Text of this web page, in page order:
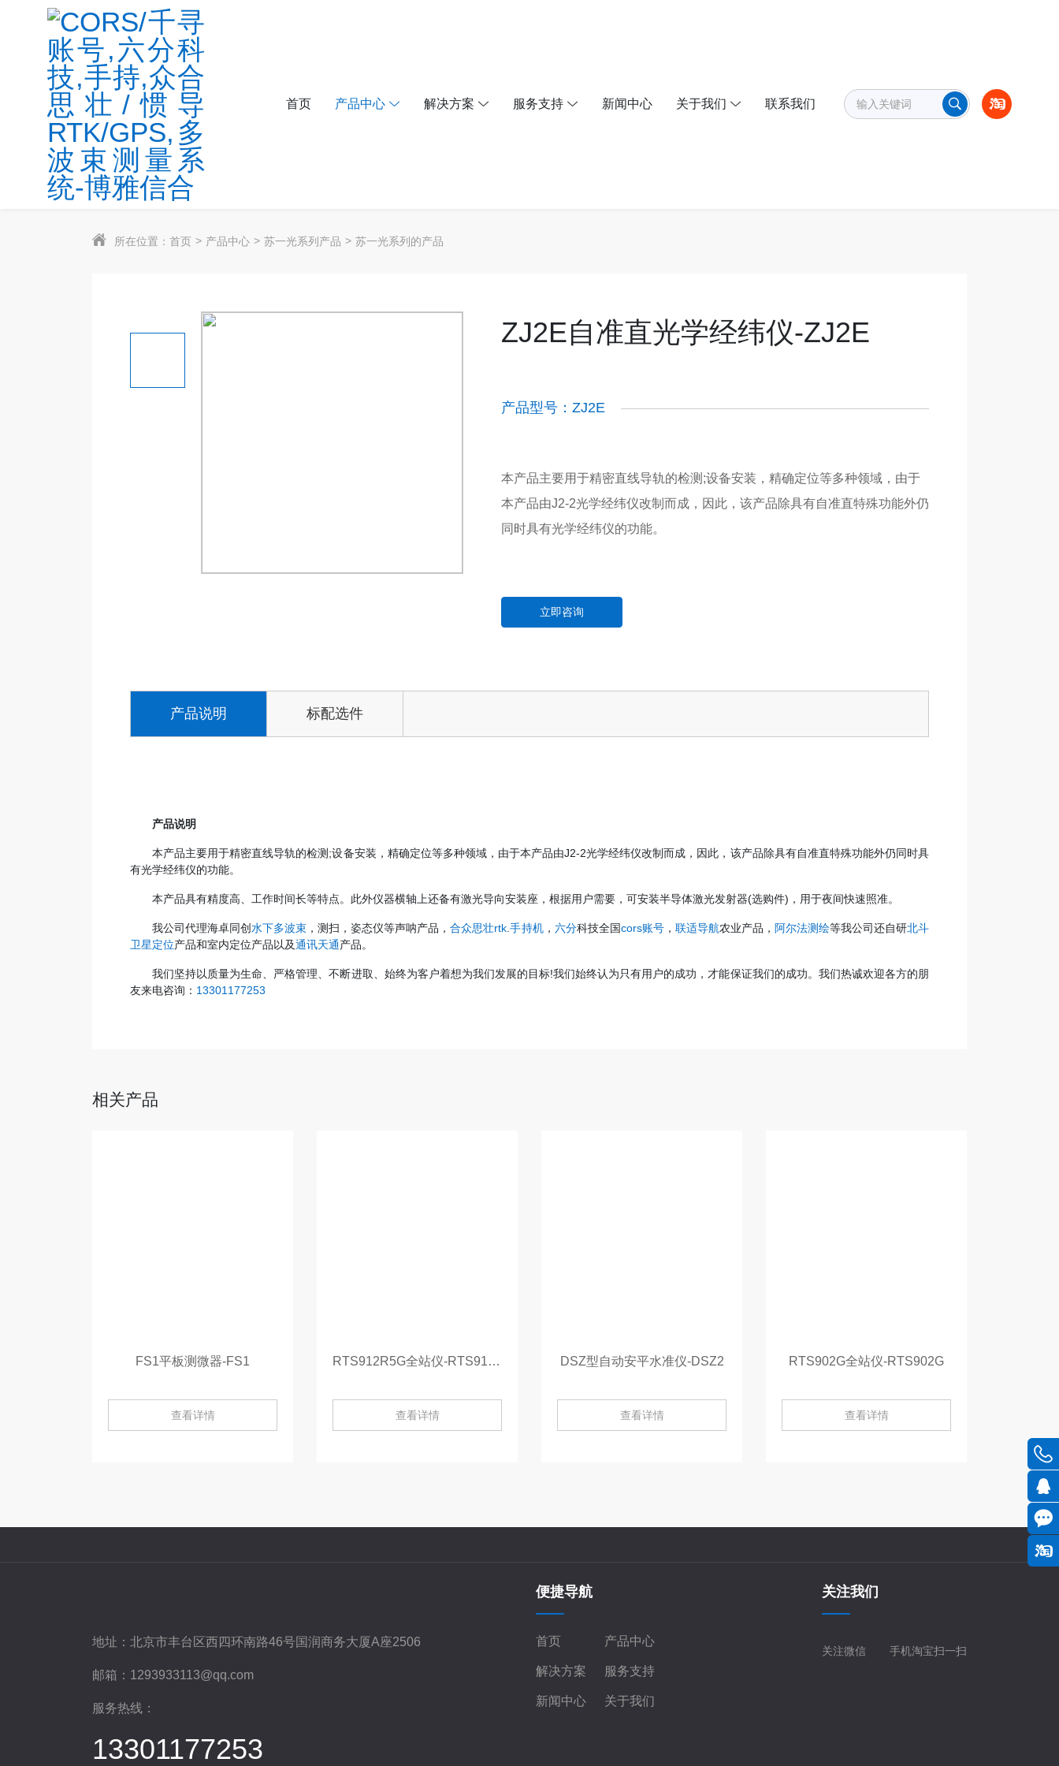
首页 产品中心 解决方案 服务支持 新闻中心 关于我们 联系我们
所在位置： 首页 产品中心 苏一光系列产品 苏一光系列的产品
ZJ2E自准直光学经纬仪-ZJ2E
产品型号：ZJ2E
本产品主要用于精密直线导轨的检测;设备安装，精确定位等多种领域，由于
本产品由J2-2光学经纬仪改制而成，因此，该产品除具有自准直特殊功能外仍
同时具有光学经纬仪的功能。
立即咨询
产品说明 标配选件
产品说明
本产品主要用于精密直线导轨的检测;设备安装，精确定位等多种领域，由于本产品由J2-2光学经纬仪改制而成，因此，该产品除具有自准直特殊功能外仍同时具
有光学经纬仪的功能。
本产品具有精度高、工作时间长等特点。此外仪器横轴上还备有激光导向安装座，根据用户需要，可安装半导体激光发射器(选购件)，用于夜间快速照准。
我公司代理海卓同创水下多波束 ，测扫，姿态仪等声呐产品，合众思壮rtk .手持机， 六分科技全国cors账号， 联适导航农业产品， 阿尔法测绘等我公司还自研北斗
卫星定位产品和室内定位产品以及通讯天通产品。
我们坚持以质量为生命、严格管理、不断进取、始终为客户着想为我们发展的目标!我们始终认为只有用户的成功，才能保证我们的成功。我们热诚欢迎各方的朋
友来电咨询： 13301177253
相关产品
FS1平板测微器-FS1
查看详情
RTS912R5G全站仪-RTS912R5G
查看详情
DSZ型自动安平水准仪-DSZ2
查看详情
RTS902G全站仪-RTS902G
查看详情
地址： 北京市丰台区西四环南路46号国润商务大厦A座2506
邮箱： 1293933113@qq.com
服务热线：
13301177253
便捷导航
首页 产品中心
解决方案 服务支持
新闻中心 关于我们
关注我们
关注微信 手机淘宝扫一扫